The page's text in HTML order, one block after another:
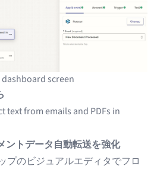
screen
text from emails and PDFs in
ントデータ自動転送を強化
プのビジュアルエディタでフロ